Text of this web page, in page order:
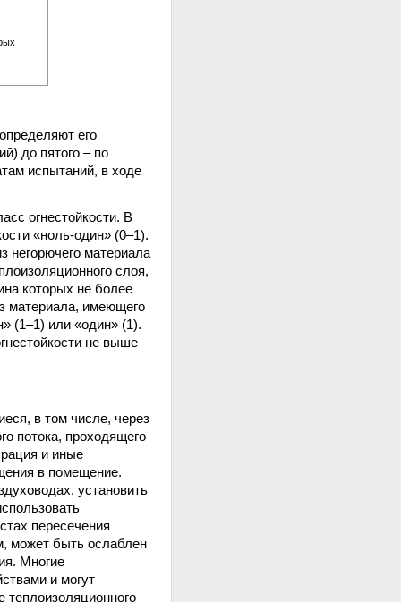
его
до пятого – по
испытаний, в ходе
огнестойкости. В
«ноль-один» (0–1).
негорючего материала
слоя,
которых не более
материала, имеющего
(1–1) или «один» (1).
не выше
в том числе, через
потока, проходящего
и иные
в помещение.
установить
пересечения
может быть ослаблен
Многие
и могут
теплоизоляционного